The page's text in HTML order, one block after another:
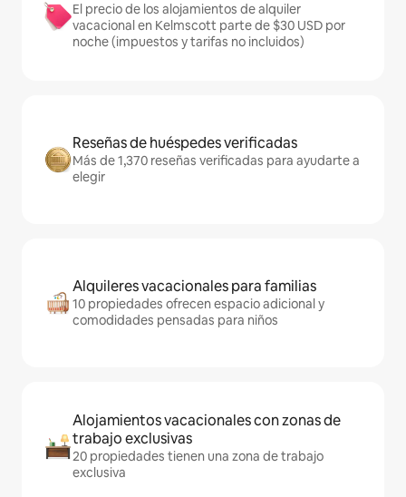
El precio de los alojamientos de alquiler
vacacional en Kelmscott parte de $30 USD por
noche (impuestos y tarifas no incluidos)
Reseñas de huéspedes verificadas
Más de 1,370 reseñas verificadas para ayudarte a
elegir
Alquileres vacacionales para familias
10 propiedades ofrecen espacio adicional y
comodidades pensadas para niños
Alojamientos vacacionales con zonas de
trabajo exclusivas
20 propiedades tienen una zona de trabajo
exclusiva